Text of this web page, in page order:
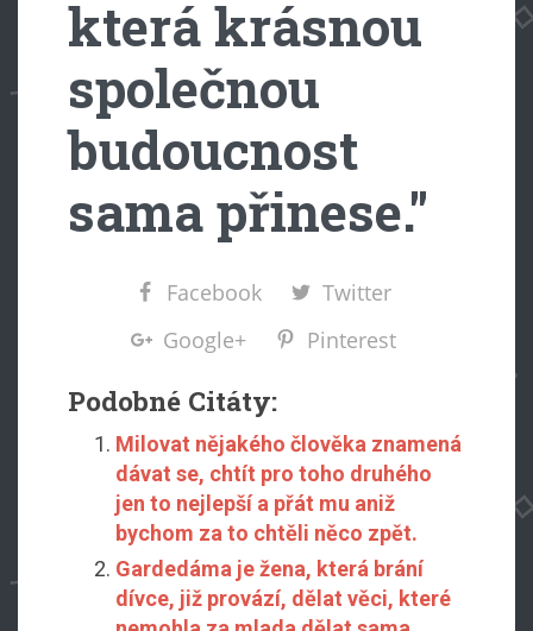
která krásnou
společnou
budoucnost
sama přinese."
Facebook
Twitter
Google+
Pinterest
Podobné Citáty:
Milovat nějakého člověka znamená
dávat se, chtít pro toho druhého
jen to nejlepší a přát mu aniž
bychom za to chtěli něco zpět.
Gardedáma je žena, která brání
dívce, již provází, dělat věci, které